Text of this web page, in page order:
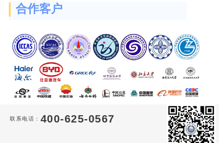
合作客户
联系电话： 400-625-0567